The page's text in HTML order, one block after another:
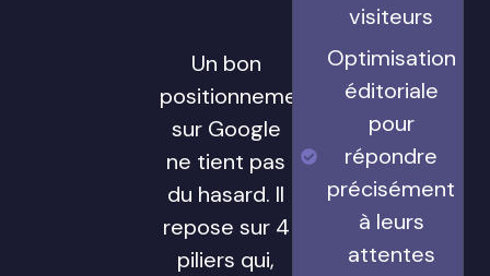
Un bon
positionnement
sur Google
ne tient pas
du hasard. Il
repose sur 4
piliers qui,
visiteurs
Optimisation
éditoriale
pour
répondre
précisément
à leurs
attentes